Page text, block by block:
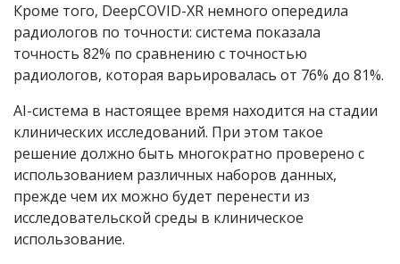
Кроме того, DeepCOVID-XR немного опередила
радиологов по точности: система показала
точность 82% по сравнению с точностью
радиологов, которая варьировалась от 76% до 81%.
AI-система в настоящее время находится на стадии
клинических исследований. При этом такое
решение должно быть многократно проверено с
использованием различных наборов данных,
прежде чем их можно будет перенести из
исследовательской среды в клиническое
использование.